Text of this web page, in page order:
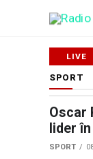
SPORT
Oscar
lider
SPORT